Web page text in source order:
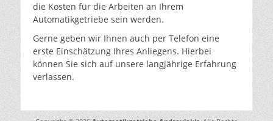
die Kosten für die Arbeiten an Ihrem
Automatikgetriebe sein werden.
Gerne geben wir Ihnen auch per Telefon eine
erste Einschätzung Ihres Anliegens. Hierbei
können Sie sich auf unsere langjährige Erfahrung
verlassen.